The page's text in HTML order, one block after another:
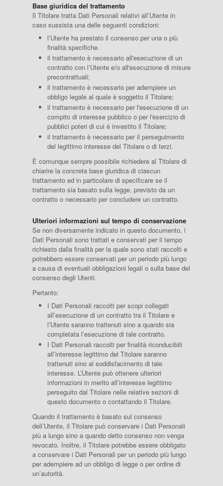
Base giuridica del trattamento
Il Titolare tratta Dati Personali relativi all’Utente in
caso sussista una delle seguenti condizioni:
l’Utente ha prestato il consenso per una o più
finalità specifiche.
il trattamento è necessario all'esecuzione di un
contratto con l’Utente e/o all'esecuzione di misure
precontrattuali;
il trattamento è necessario per adempiere un
obbligo legale al quale è soggetto il Titolare;
il trattamento è necessario per l'esecuzione di un
compito di interesse pubblico o per l'esercizio di
pubblici poteri di cui è investito il Titolare;
il trattamento è necessario per il perseguimento
del legittimo interesse del Titolare o di terzi.
È comunque sempre possibile richiedere al Titolare di
chiarire la concreta base giuridica di ciascun
trattamento ed in particolare di specificare se il
trattamento sia basato sulla legge, previsto da un
contratto o necessario per concludere un contratto.
Ulteriori informazioni sul tempo di conservazione
Se non diversamente indicato in questo documento, i
Dati Personali sono trattati e conservati per il tempo
richiesto dalla finalità per la quale sono stati raccolti e
potrebbero essere conservati per un periodo più lungo
a causa di eventuali obbligazioni legali o sulla base del
consenso degli Utenti.
Pertanto:
I Dati Personali raccolti per scopi collegati
all’esecuzione di un contratto tra il Titolare e
l’Utente saranno trattenuti sino a quando sia
completata l’esecuzione di tale contratto.
I Dati Personali raccolti per finalità riconducibili
all’interesse legittimo del Titolare saranno
trattenuti sino al soddisfacimento di tale
interesse. L’Utente può ottenere ulteriori
informazioni in merito all’interesse legittimo
perseguito dal Titolare nelle relative sezioni di
questo documento o contattando il Titolare.
Quando il trattamento è basato sul consenso
dell’Utente, il Titolare può conservare i Dati Personali
più a lungo sino a quando detto consenso non venga
revocato. Inoltre, il Titolare potrebbe essere obbligato
a conservare i Dati Personali per un periodo più lungo
per adempiere ad un obbligo di legge o per ordine di
un’autorità.